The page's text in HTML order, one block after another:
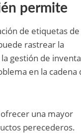
permite
de etiquetas de
rastrear la
gestión de
en la cadena
ofrecer una mayor
perecederos.